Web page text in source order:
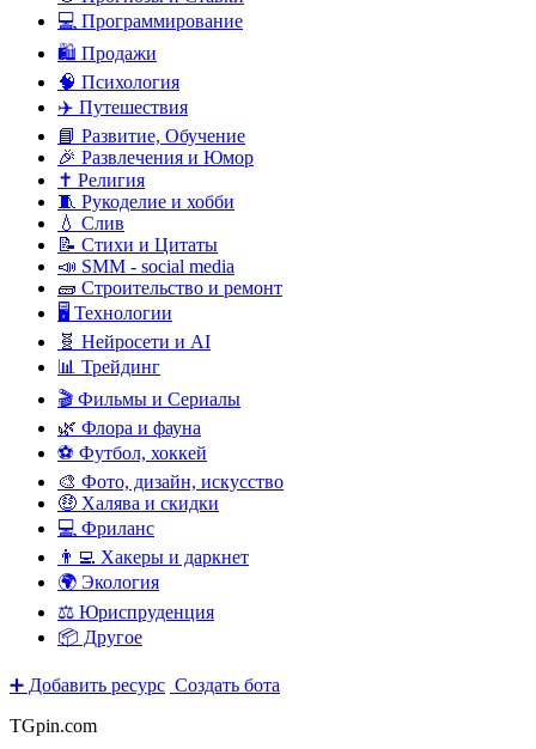
💻 Программирование
🛍️ Продажи
🧠 Психология
✈️ Путешествия
📘 Развитие, Обучение
🎉 Развлечения и Юмор
✝️ Религия
🧵 Рукоделие и хобби
💧 Слив
📝 Стихи и Цитаты
📣 SMM - social media
🧱 Строительство и ремонт
🖥️ Технологии
🧬 Нейросети и AI
📊 Трейдинг
🎬 Фильмы и Сериалы
🌿 Флора и фауна
⚽ Футбол, хоккей
🎨 Фото, дизайн, искусство
🤑 Халява и скидки
💻 Фриланс
👨‍💻 Хакеры и даркнет
🌍 Экология
⚖️ Юриспруденция
📦 Другое
➕ Добавить ресурс Создать бота
TGpin.com